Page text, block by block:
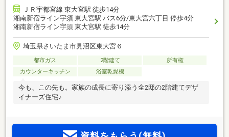
ＪＲ宇都宮線 東大宮駅 徒歩14分
湘南新宿ライン宇須 東大宮駅 バス6分/東大宮六丁目 停歩4分
湘南新宿ライン宇須 東大宮駅 徒歩14分
埼玉県さいたま市見沼区東大宮６
都市ガス 2階建て
所有権
カウンターキッチン
浴室乾燥機
今も、この先も。家族の成長に寄り添う全2邸の2階建てデザ
イナーズ住宅♪